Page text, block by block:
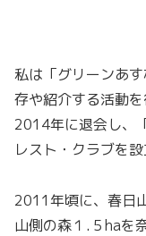
私は「グリーンあ
存や紹介する活動
2014年に退会し、
レスト・クラブを
2011年頃に、春日
山側の森１.５haを